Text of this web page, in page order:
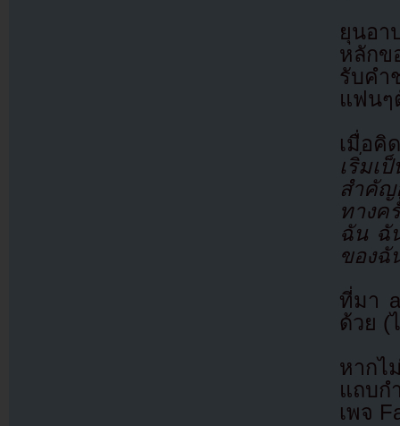
ยุนอา
หลักข
รับคำ
แฟนๆ
เมื่อคิ
เริ่มเ
สำคัญ
ทาง
ฉัน ฉั
ของฉั
ที่มา
ด้วย (
หากไ
แถบก
เพจ